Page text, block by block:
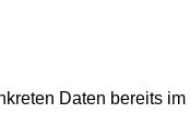
Daten bereits im